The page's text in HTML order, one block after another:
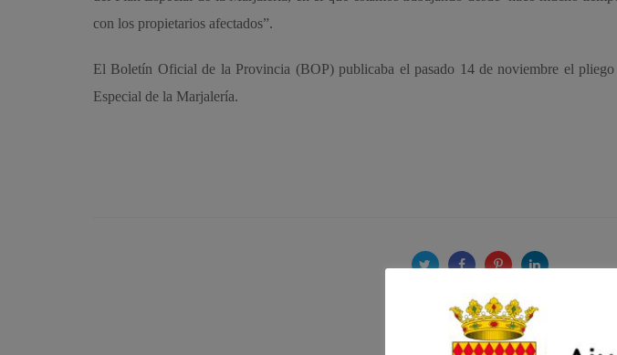
con los propietarios afectados”.
El Boletín Oficial de la Provincia (BOP) publicaba el pasado 14 de noviembre el
Especial de la Marjalería.